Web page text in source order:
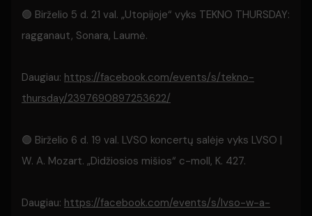
🟢 Birželio 5 d. 21 val. „Utopijoje“ vyks TEKNO THURSDAY:
ragganaut, Sonara, Laumė.
Daugiau: https://facebook.com/events/s/tekno-
thursday/2397690897253622/
🟢 Birželio 6 d. 19 val. LVSO koncertų salėje vyks LVSO |
W. A. Mozart. „Didžiosios mišios“ c-moll, K. 427.
Daugiau: https://facebook.com/events/s/lvso-w-a-